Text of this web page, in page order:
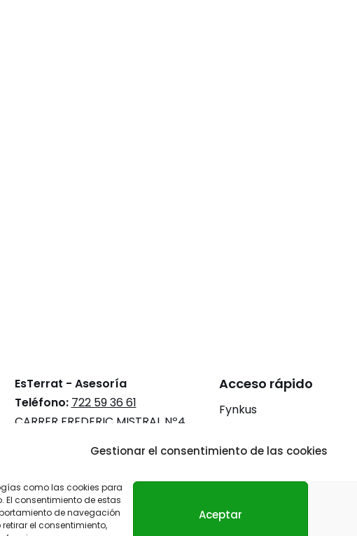
Gestionar el consentimiento de las cookies
como las cookies para
consentimiento de estas
de navegación
el consentimiento,
Aceptar
EsTerrat - Asesoría
Teléfono: 722 59 36 61
CARRER FREDERIC MISTRAL Nº4
Acceso rápido
Fynkus
Mediación civil y mercantil
Blog